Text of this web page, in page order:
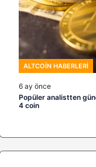
ALTCOIN HABERLERI
6 ay önce
Popüler analistten
4 coin